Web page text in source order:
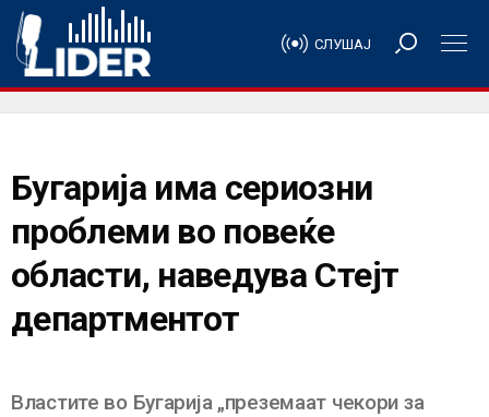
СЛУШАЈ
Бугарија има сериозни
проблеми во повеќе
области, наведува Стејт
департментот
Властите во Бугарија „преземаат чекори за